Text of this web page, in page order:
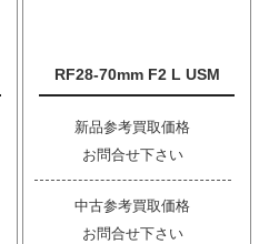
RF28-70mm F2 L USM
新品参考買取価格
お問合せ下さい
中古参考買取価格
お問合せ下さい